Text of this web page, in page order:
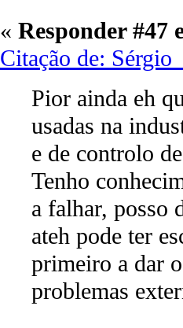
« Responder #47
Citação de:
Pior ainda eh
usadas na
e de controlo
Tenho
a falhar, posso
ateh pode ter
primeiro a dar
problemas